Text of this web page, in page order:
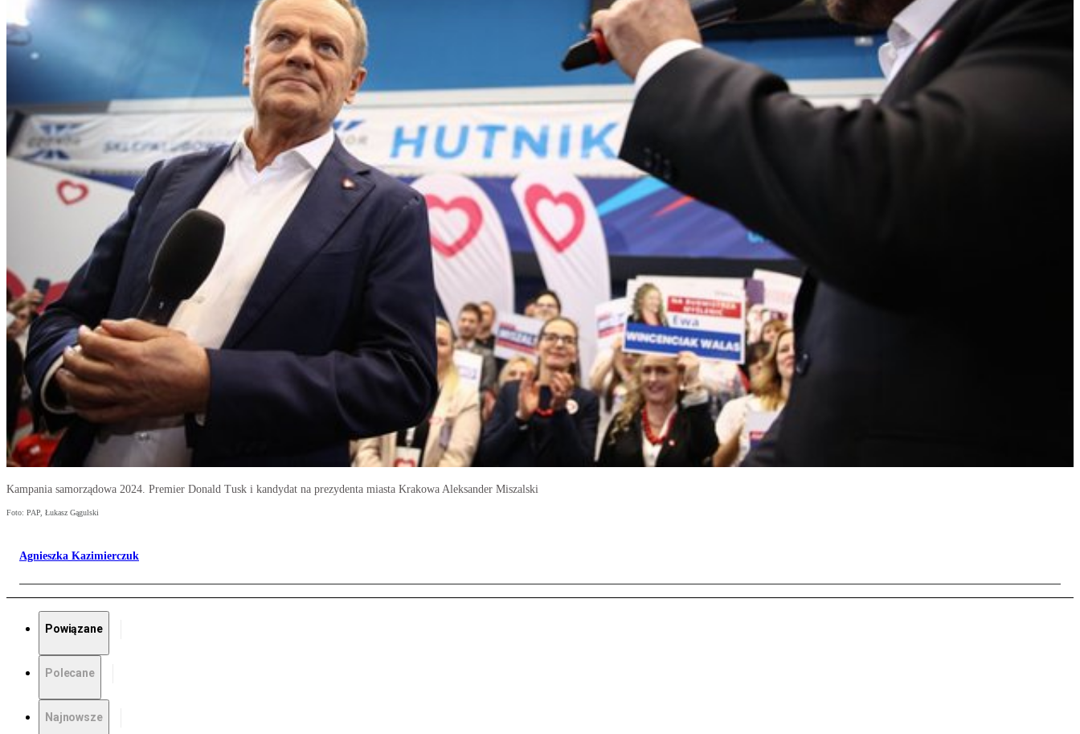
Kampania samorządowa 2024. Premier Donald Tusk i kandydat na prezydenta miasta Krakowa Aleksander Miszalski
Foto: PAP, Łukasz Gągulski
Agnieszka Kazimierczuk
Powiązane
Polecane
Najnowsze